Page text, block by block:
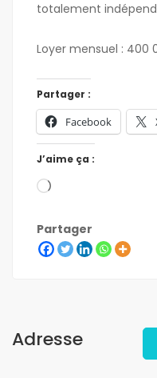
totalement
Loyer mensuel : 400
Partager :
Facebook
J’aime ça :
Partager
Adresse